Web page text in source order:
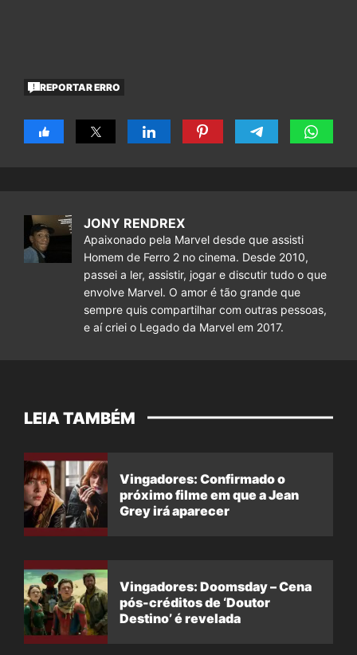
REPORTAR ERRO
JONY RENDREX
Apaixonado pela Marvel desde que assisti
Homem de Ferro 2 no cinema. Desde 2010,
passei a ler, assistir, jogar e discutir tudo o que
envolve Marvel. O amor é tão grande que
sempre quis compartilhar com outras pessoas,
e aí criei o Legado da Marvel em 2017.
LEIA TAMBÉM
Vingadores: Confirmado o
próximo filme em que a Jean
Grey irá aparecer
Vingadores: Doomsday – Cena
pós-créditos de ‘Doutor
Destino’ é revelada